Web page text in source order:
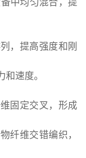
中均匀混合，提
，提高强度和刚
速度。
固定交叉，形成
纤维交错编织，